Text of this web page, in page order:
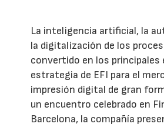
La inteligencia artificial, la
la digitalización de los
convertido en los principales
estrategia de EFI para el
impresión digital de gran
un encuentro celebrado en
Barcelona, la compañía